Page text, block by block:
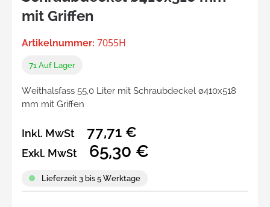
mit Griffen
Artikelnummer: 7055H
71 Auf Lager
Weithalsfass 55,0 Liter mit Schraubdeckel ø410x518
mm mit Griffen
Inkl. MwSt 77,71 €
Exkl. MwSt 65,30 €
Lieferzeit 3 bis 5 Werktage